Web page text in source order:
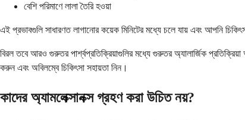
বেশি পরিমাণে লালা তৈরি হওয়া
এই প্রভাবগুলি সাধারণত লাগানোর কয়েক মিনিটের মধ্যে চলে যায় এবং আপনি
বিরল তবে আরও গুরুতর পার্শ্বপ্রতিক্রিয়াগুলির মধ্যে গুরুতর অ্যালার্জিক
করুন এবং অবিলম্বে চিকিৎসা সহায়তা নিন।
কাদের অ্যামলেক্সানক্স গ্রহণ করা উচিত নয়?